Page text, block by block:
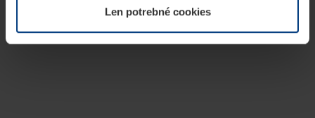
našej webovej stránky.Len potrebné cookies